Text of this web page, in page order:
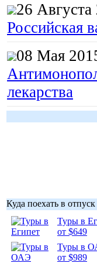
26 Августа
Российская
08 Мая
лекарства
Куда поехать в отпуск
Туры в
от $649
Туры в
от $989